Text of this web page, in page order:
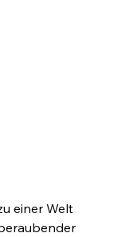
einer Welt